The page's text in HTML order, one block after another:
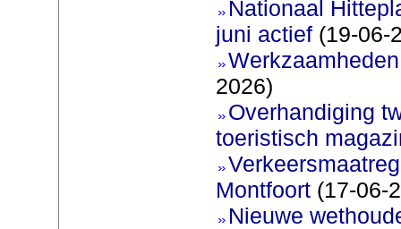
Nationaal
juni actief(19-06-
2026)
Overhandiging
toeristisch
Montfoort(17-06-
Nieuwe